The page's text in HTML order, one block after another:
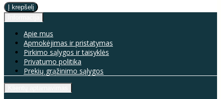
Apie mus
Apmokėjimas ir pristatymas
Pirkimo sąlygos ir taisyklės
Privatumo politika
Prekių grąžinimo sąlygos